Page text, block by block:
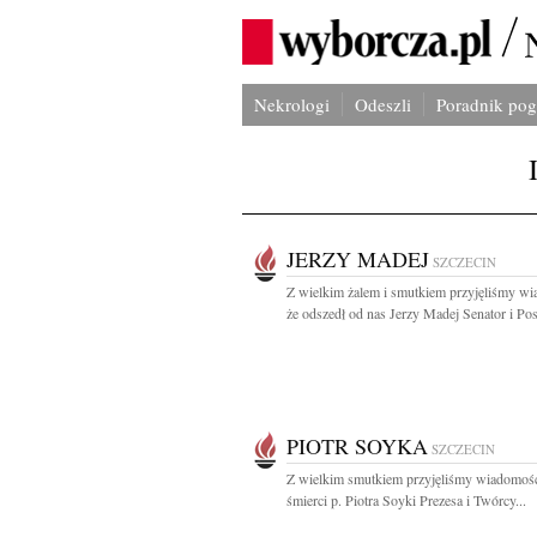
Nekrologi Odeszli Poradnik
JERZY MADEJ SZCZECIN
Z wielkim żalem i smutkiem przyjęliśmy
że odszedł od nas Jerzy Madej Senator i
PIOTR SOYKA SZCZECIN
Z wielkim smutkiem przyjęliśmy
śmierci p. Piotra Soyki Prezesa i Twórcy...